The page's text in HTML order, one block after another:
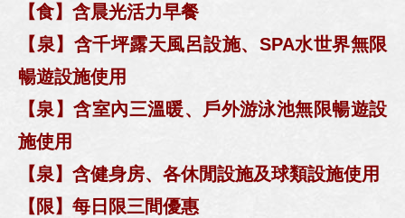
【食】含晨光活力早餐
【泉】含千坪露天風呂設施、SPA水世界無限
暢遊設施使用
【泉】含室內三溫暖、戶外游泳池無限暢遊設
施使用
【泉】含健身房、各休閒設施及球類設施使用
【限】每日限三間優惠